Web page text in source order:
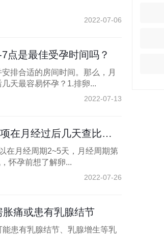
2022-07-06
点是最佳受孕时间吗？
排合适的房间时间。那么，月
天最容易怀孕？1.排卵...
2022-07-13
月经过后几天查比较准
在月经周期2~5天，月经周期第
怀孕前想了解卵...
2022-07-26
痛或患有乳腺结节
患有乳腺结节、乳腺增生等乳